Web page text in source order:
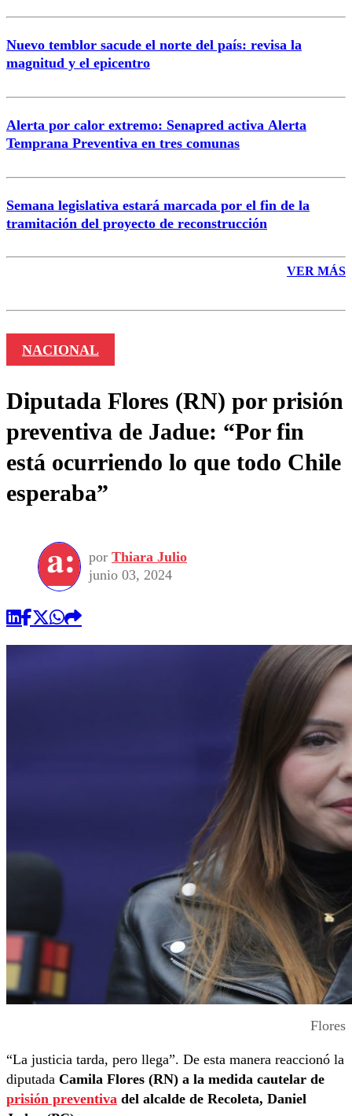
Nuevo temblor sacude el norte del país: revisa la
magnitud y el epicentro
Alerta por calor extremo: Senapred activa Alerta
Temprana Preventiva en tres comunas
Semana legislativa estará marcada por el fin de la
tramitación del proyecto de reconstrucción
VER MÁS
NACIONAL
Diputada Flores (RN) por prisión
preventiva de Jadue: “Por fin
está ocurriendo lo que todo Chile
esperaba”
por Thiara Julio
junio 03, 2024
Flores
“La justicia tarda, pero llega”. De esta manera reaccionó la
diputada Camila Flores (RN) a la medida cautelar de
prisión preventiva del alcalde de Recoleta, Daniel